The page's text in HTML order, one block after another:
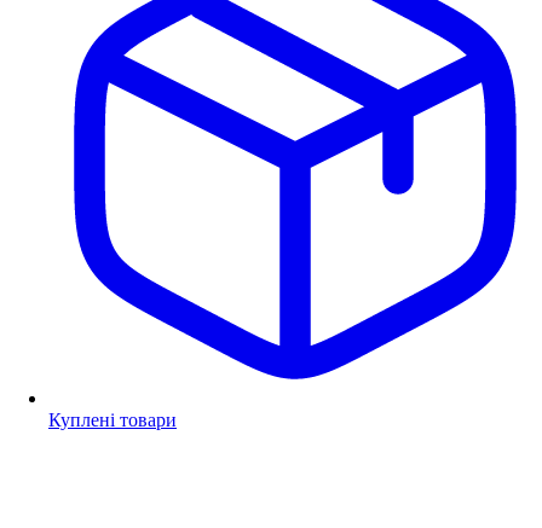
Куплені товари